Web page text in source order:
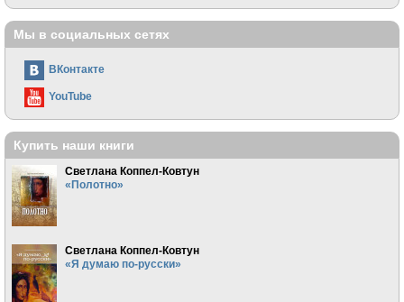
Мы в социальных сетях
ВКонтакте
YouTube
Купить наши книги
Светлана Коппел-Ковтун
«Полотно»
Светлана Коппел-Ковтун
«Я думаю по-русски»